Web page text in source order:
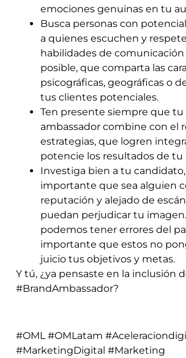
emociones genuinas en tu
Busca personas con
a quienes escuchen y
habilidades de comunicación
posible, que comparta las
psicográficas, geográficas o
tus clientes potenciales.
Ten presente siempre que tu
ambassador combine con el
estrategias, que logren
potencie los resultados de tu
Investiga bien a tu
importante que sea alguien
reputación y alejado de
puedan perjudicar tu
podemos tener errores del
importante que estos no
juicio tus objetivos y metas.
Y tú, ¿ya pensaste en la inclusión
#BrandAmbassador?
#OML #OMLatam
#MarketingDigital #Marketing